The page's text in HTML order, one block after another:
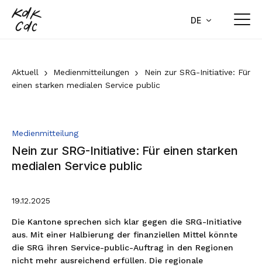
Home
DE
Aktuell
Newsletter
Aktuelle Geschäfte
Über uns
Aktuell Medienmitteilungen
Nein zur SRG-Initiative: Für
einen starken medialen Service public
Nein zur SRG-Initiative: Für einen starken
medialen Service public
Medienmitteilung
19.12.2025
Die Kantone sprechen sich klar gegen die SRG-Initiative
aus. Mit einer Halbierung der finanziellen Mittel könnte
die SRG ihren Service-public-Auftrag in den Regionen
nicht mehr ausreichend erfüllen. Die regionale